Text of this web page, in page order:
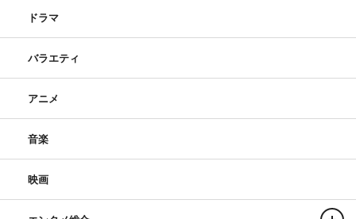
ドラマ
バラエティ
アニメ
音楽
映画